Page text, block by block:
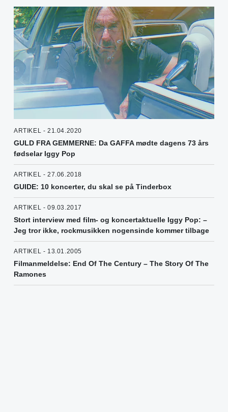
ARTIKEL - 21.04.2020
GULD FRA GEMMERNE: Da GAFFA mødte dagens 73 års
fødselar Iggy Pop
ARTIKEL - 27.06.2018
GUIDE: 10 koncerter, du skal se på Tinderbox
ARTIKEL - 09.03.2017
Stort interview med film- og koncertaktuelle Iggy Pop: –
Jeg tror ikke, rockmusikken nogensinde kommer tilbage
ARTIKEL - 13.01.2005
Filmanmeldelse: End Of The Century – The Story Of The
Ramones